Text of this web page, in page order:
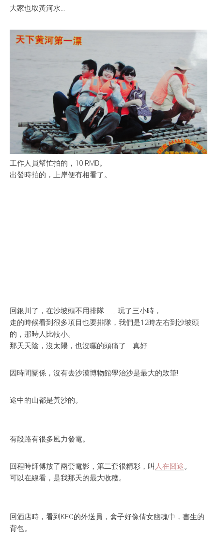
大家也取黃河水…
工作人員幫忙拍的，10 RMB。
出發時拍的，上岸便有相看了。
回銀川了，在沙坡頭不用排隊… … 玩了三小時，
走的時候看到很多項目也要排隊，我們是12時左右到沙坡頭
的，那時人比較小。
那天天陰，沒太陽，也沒曬的頭痛了… 真好!
因時間關係，沒有去沙漠博物館學治沙是最大的敗筆!
途中的山都是黃沙的。
有段路有很多風力發電。
回程時師傅放了兩套電影，第二套很精彩，叫 人在囧途。
可以在線看，是我那天的最大收穫。
回酒店時，看到KFC的外送員，盒子好像倩女幽魂中，書生的
背包。